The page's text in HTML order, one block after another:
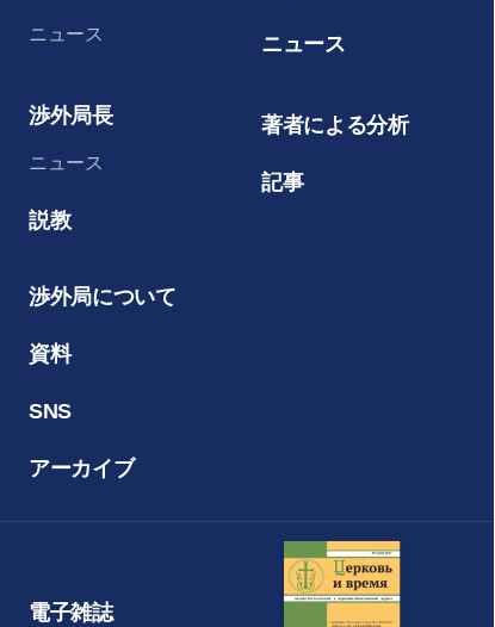
ニュース
渉外局長
ニュース
説教
ニュース
著者による分析
記事
渉外局について
資料
SNS
アーカイブ
電子雑誌